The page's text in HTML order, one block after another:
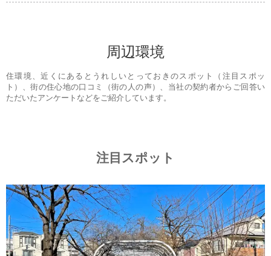
周辺環境
住環境、近くにあるとうれしいとっておきのスポット（注目スポッ
ト）、街の住心地の口コミ（街の人の声）、当社の契約者からご回答い
ただいたアンケートなどをご紹介しています。
注目スポット